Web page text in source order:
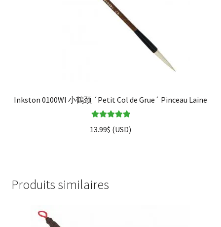
Inkston 0100Wl 小鶴颈 ´Petit Col de Grue´ Pinceau Laine
5
13.99$ (USD)
Produits similaires